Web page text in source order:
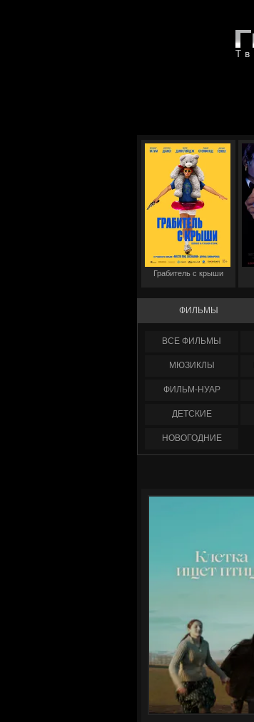
Грабитель с крыши
ФИЛЬМЫ
ФИЛЬМЫ
МЮЗИКЛЫ
ФИЛЬМ-НУАР
ДЕТСКИЕ
НОВОГОДНИЕ